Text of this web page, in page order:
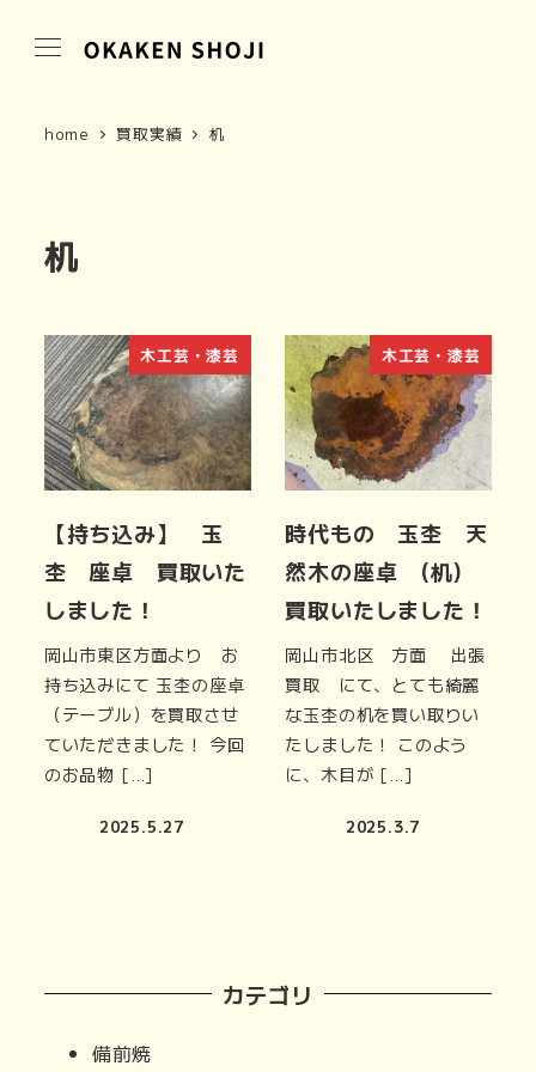
home 買取実績 机
机
木工芸・漆芸
【持ち込み】 玉
杢 座卓 買取いた
しました！
岡山市東区方面より お
持ち込みにて 玉杢の座卓
（テーブル）を買取させ
ていただきました！ 今回
のお品物 […]
2025.5.27
木工芸・漆芸
時代もの 玉杢 天
然木の座卓 (机)
買取いたしました！
岡山市北区 方面 出張
買取 にて、とても綺麗
な玉杢の机を買い取りい
たしました！ このよう
に、木目が […]
2025.3.7
カテゴリ
備前焼